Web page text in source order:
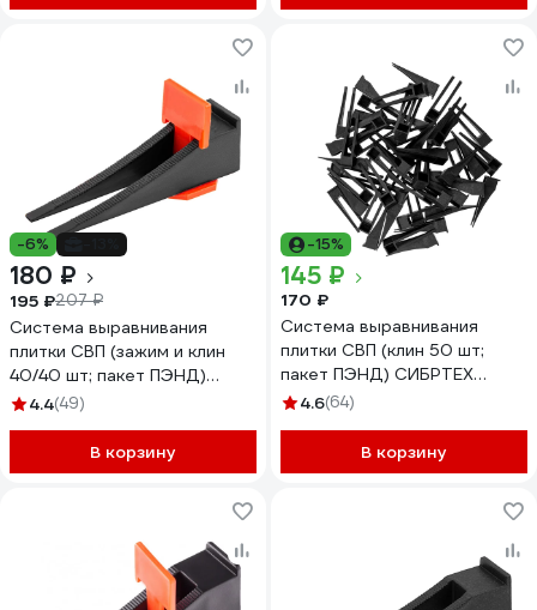
-6%
180 ₽
195 ₽207 ₽
Система выравнивания
плитки СВП (зажим и клин
40/40 шт; пакет ПЭНД)
СИБРТЕХ 88060
4.4(49)
В корзину
-15%
145 ₽
170 ₽
Система выравнивания
плитки СВП (клин 50 шт;
пакет ПЭНД) СИБРТЕХ
88050
4.6(64)
В корзину